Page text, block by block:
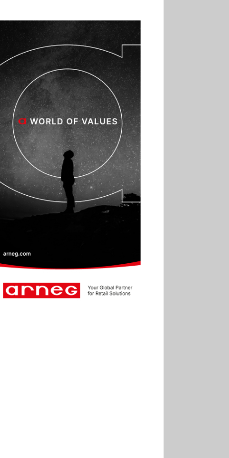
réduire sa consommation
01.07
Aldi Studio lance sa
première collection capsule
inspirée de ses codes
visuels
01.07
Cafom annonce
des résultats semestriels en
hausse, portés par le e-
commerce
30.06
La Sportiva affiche
une croissance solide en
2025
30.06
Canicule : les